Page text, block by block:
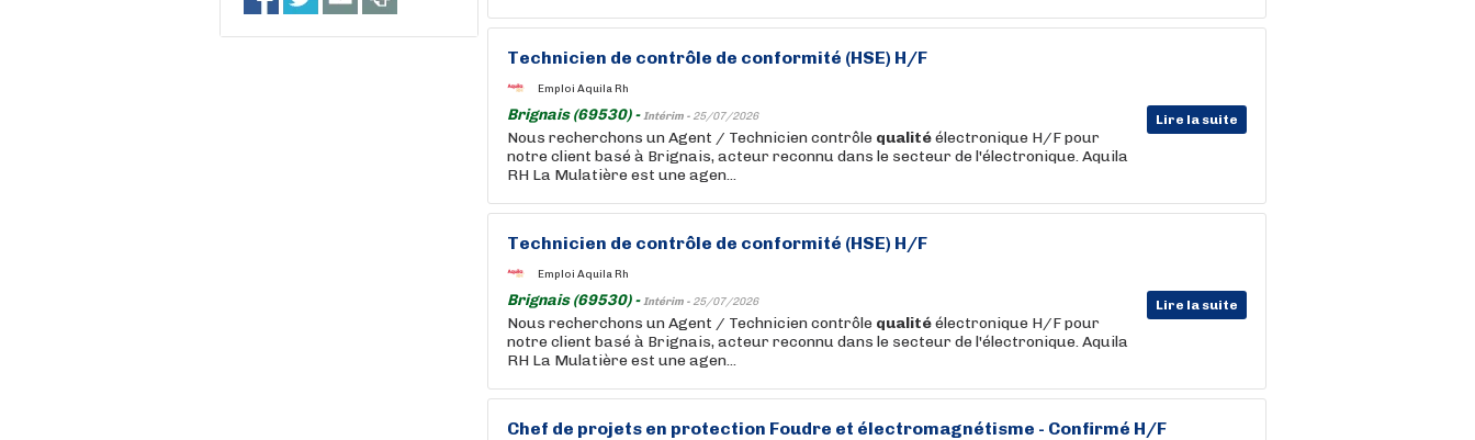
Technicien de contrôle de conformité (HSE) H/F
Emploi Aquila Rh
Brignais (69530) -Intérim - 25/07/2026 Lire la suite
Nous recherchons un Agent / Technicien contrôle qualitéélectronique H/F pour
notre client basé à Brignais, acteur reconnu dans le secteur de l'électronique. Aquila
RH La Mulatière est une agen...
Technicien de contrôle de conformité (HSE) H/F
Emploi Aquila Rh
Brignais (69530) -Intérim - 25/07/2026 Lire la suite
Nous recherchons un Agent / Technicien contrôle qualitéélectronique H/F pour
notre client basé à Brignais, acteur reconnu dans le secteur de l'électronique. Aquila
RH La Mulatière est une agen...
Chef de projets en protection Foudre et électromagnétisme - Confirmé H/F